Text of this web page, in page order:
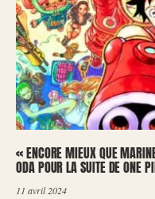
« ENCORE MIEUX QUE
ODA POUR LA SUITE DE ONE
11 avril 2024